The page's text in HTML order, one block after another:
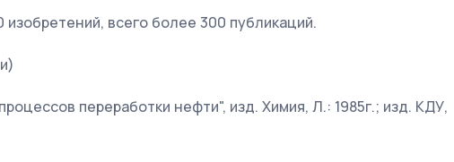
изобретений, всего более 300 публикаций.
переработки нефти", изд. Химия, Л.: 1985г.; изд. КДУ,